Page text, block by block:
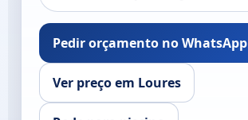
Pedir orçamento no WhatsApp
Ver preço em Loures